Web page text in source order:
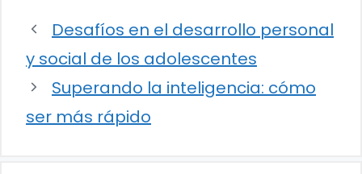
Desafíos en el desarrollo personal
y social de los adolescentes
Superando la inteligencia: cómo
ser más rápido